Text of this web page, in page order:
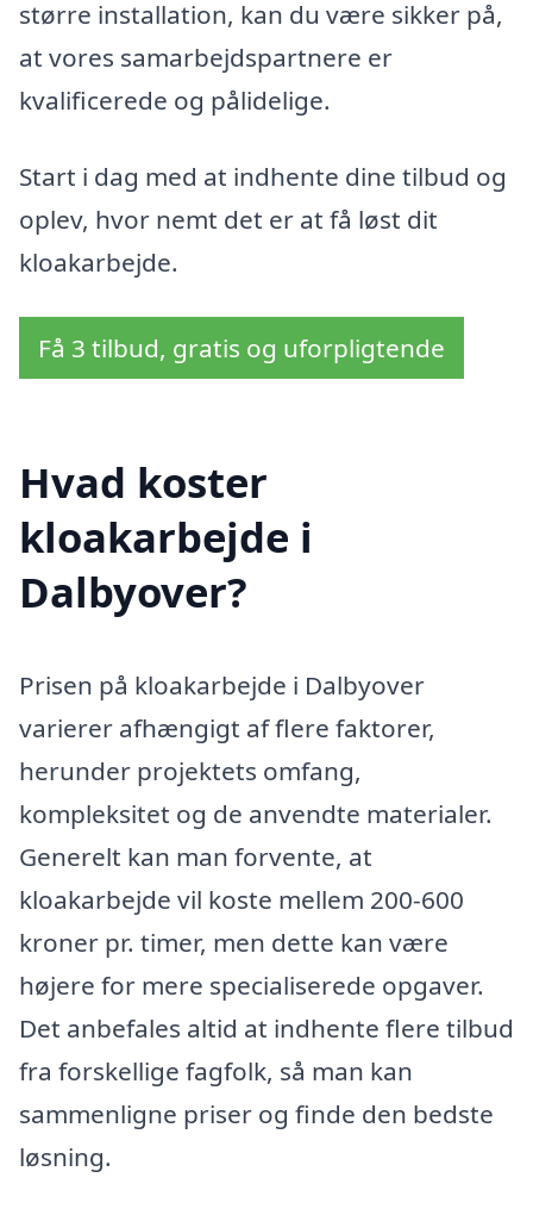
større installation, kan du være sikker på,
at vores samarbejdspartnere er
kvalificerede og pålidelige.
Start i dag med at indhente dine tilbud og
oplev, hvor nemt det er at få løst dit
kloakarbejde.
Få 3 tilbud, gratis og uforpligtende
Hvad koster
kloakarbejde i
Dalbyover?
Prisen på kloakarbejde i Dalbyover
varierer afhængigt af flere faktorer,
herunder projektets omfang,
kompleksitet og de anvendte materialer.
Generelt kan man forvente, at
kloakarbejde vil koste mellem 200-600
kroner pr. timer, men dette kan være
højere for mere specialiserede opgaver.
Det anbefales altid at indhente flere tilbud
fra forskellige fagfolk, så man kan
sammenligne priser og finde den bedste
løsning.